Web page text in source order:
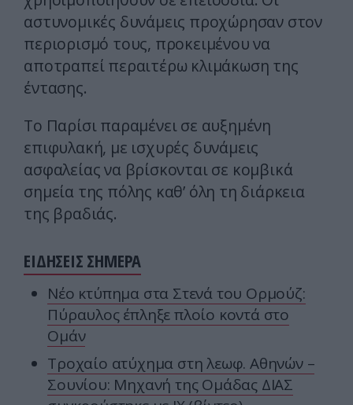
αστυνομικές δυνάμεις προχώρησαν στον
περιορισμό τους, προκειμένου να
αποτραπεί περαιτέρω κλιμάκωση της
έντασης.
Το Παρίσι παραμένει σε αυξημένη
επιφυλακή, με ισχυρές δυνάμεις
ασφαλείας να βρίσκονται σε κομβικά
σημεία της πόλης καθ’ όλη τη διάρκεια
της βραδιάς.
ΕΙΔΗΣΕΙΣ ΣΗΜΕΡΑ
Νέο κτύπημα στα Στενά του Ορμούζ:
Πύραυλος έπληξε πλοίο κοντά στο
Ομάν
Τροχαίο ατύχημα στη λεωφ. Αθηνών –
Σουνίου: Μηχανή της Ομάδας ΔΙΑΣ